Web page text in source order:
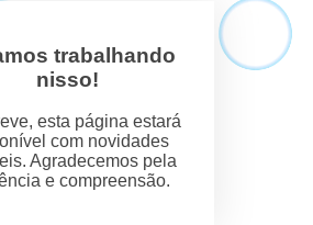
trabalhando
nisso!
esta página estará
com novidades
Agradecemos pela
e compreensão.